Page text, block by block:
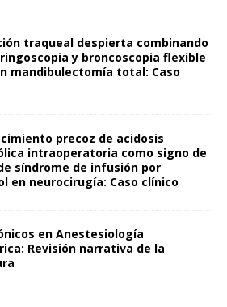
traqueal despierta combinando
y broncoscopia flexible
mandibulectomía total: Caso
precoz de acidosis
intraoperatoria como signo de
síndrome de infusión por
en neurocirugía: Caso clínico
en Anestesiología
Revisión narrativa de la